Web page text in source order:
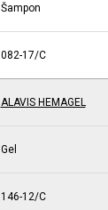
Šampon
082-17/C
ALAVIS HEMAGEL
Gel
146-12/C